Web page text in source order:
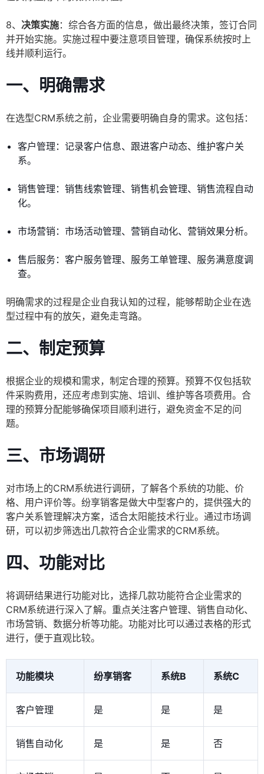
8、 决策实施：综合各方面的信息，做出最终决策，签订合同
并开始实施。实施过程中要注意项目管理，确保系统按时上
线并顺利运行。
一、明确需求
在选型CRM系统之前，企业需要明确自身的需求。这包括：
客户管理：记录客户信息、跟进客户动态、维护客户关
系。
销售管理：销售线索管理、销售机会管理、销售流程自动
化。
市场营销：市场活动管理、营销自动化、营销效果分析。
售后服务：客户服务管理、服务工单管理、服务满意度调
查。
明确需求的过程是企业自我认知的过程，能够帮助企业在选
型过程中有的放矢，避免走弯路。
二、制定预算
根据企业的规模和需求，制定合理的预算。预算不仅包括软
件采购费用，还应考虑到实施、培训、维护等各项费用。合
理的预算分配能够确保项目顺利进行，避免资金不足的问
题。
三、市场调研
对市场上的CRM系统进行调研，了解各个系统的功能、价
格、用户评价等。纷享销客是做大中型客户的，提供强大的
客户关系管理解决方案，适合太阳能技术行业。通过市场调
研，可以初步筛选出几款符合企业需求的CRM系统。
四、功能对比
将调研结果进行功能对比，选择几款功能符合企业需求的
CRM系统进行深入了解。重点关注客户管理、销售自动化、
市场营销、数据分析等功能。功能对比可以通过表格的形式
进行，便于直观比较。
功能模块 纷享销客 系统B 系统C
客户管理 是 是 是
销售自动化 是 是 否